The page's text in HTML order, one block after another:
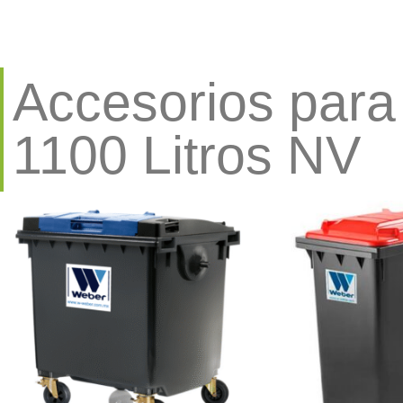
Accesorios
1100 Litros NV